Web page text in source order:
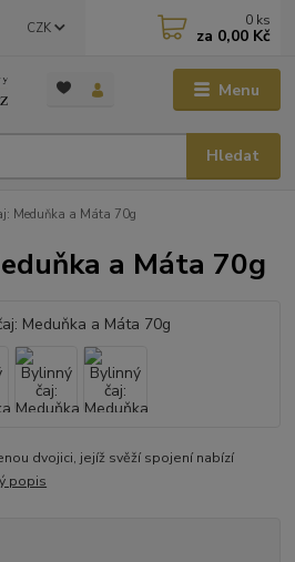
Menu
CZK
Hledat
0 ks
za 0,00 Kč
Meduňka a Máta 70g
a Máta 70g
dvojici, jejíž svěží spojení nabízí
popis